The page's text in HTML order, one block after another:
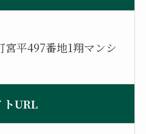
平497番地1翔マンシ
トURL